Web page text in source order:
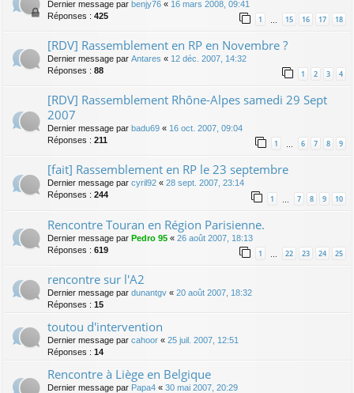
Dernier message par benjy76 « 16 mars 2008, 09:41
Réponses : 425 1 … 15 16 17 18
[RDV] Rassemblement en RP en Novembre ?
Dernier message par Antares « 12 déc. 2007, 14:32
Réponses : 88 1 2 3 4
[RDV] Rassemblement Rhône-Alpes samedi 29 Sept
2007
Dernier message par badu69 « 16 oct. 2007, 09:04
Réponses : 211 1 … 6 7 8 9
[fait] Rassemblement en RP le 23 septembre
Dernier message par cyril92 « 28 sept. 2007, 23:14
Réponses : 244 1 7 8 9 10
Rencontre Touran en Région Parisienne.
Dernier message par Pedro 95 « 26 août 2007, 18:13
Réponses : 619 1 22 23 24 25
rencontre sur l'A2
Dernier message par dunantgv « 20 août 2007, 18:32
Réponses : 15
toutou d'intervention
Dernier message par cahoor « 25 juil. 2007, 12:51
Réponses : 14
Rencontre à Liège en Belgique
Dernier message par Papa4 « 30 mai 2007, 20:29